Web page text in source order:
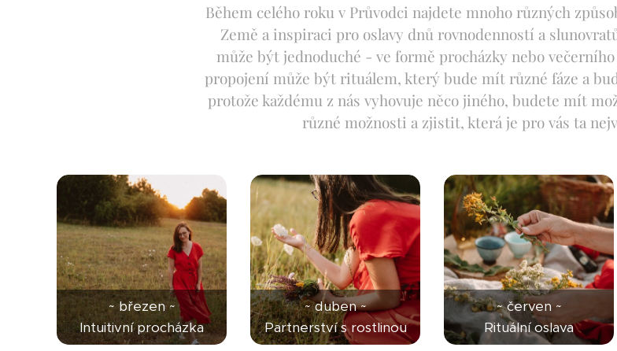
Během celého roku v Průvodci najdete mnoho různých
Země a inspiraci pro oslavy dnů rovnodenností a
může být jednoduché - ve formě procházky nebo
propojení může být rituálem, který bude mít různé fáze a
protože každému z nás vyhovuje něco jiného, budete mít
různé možnosti a zjistit, která je pro vás ta
~ březen ~
Intuitivní procházka
~ duben ~
Partnerství s rostlinou
~ červen ~
Rituální oslava